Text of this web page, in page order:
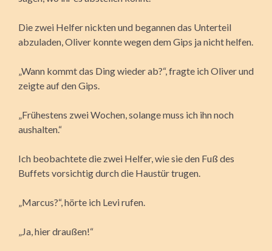
Die zwei Helfer nickten und begannen das Unterteil
abzuladen, Oliver konnte wegen dem Gips ja nicht helfen.
„Wann kommt das Ding wieder ab?“, fragte ich Oliver und
zeigte auf den Gips.
„Frühestens zwei Wochen, solange muss ich ihn noch
aushalten.“
Ich beobachtete die zwei Helfer, wie sie den Fuß des
Buffets vorsichtig durch die Haustür trugen.
„Marcus?“, hörte ich Levi rufen.
„Ja, hier draußen!“